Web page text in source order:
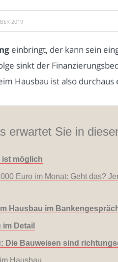
2019
einbringt, der kann sein
sinkt der
Hausbau ist also
erwartet Sie in
ist möglich
Euro im Monat: Geht das?
Hausbau im
Detail
Die Bauweisen sind
Hausbau